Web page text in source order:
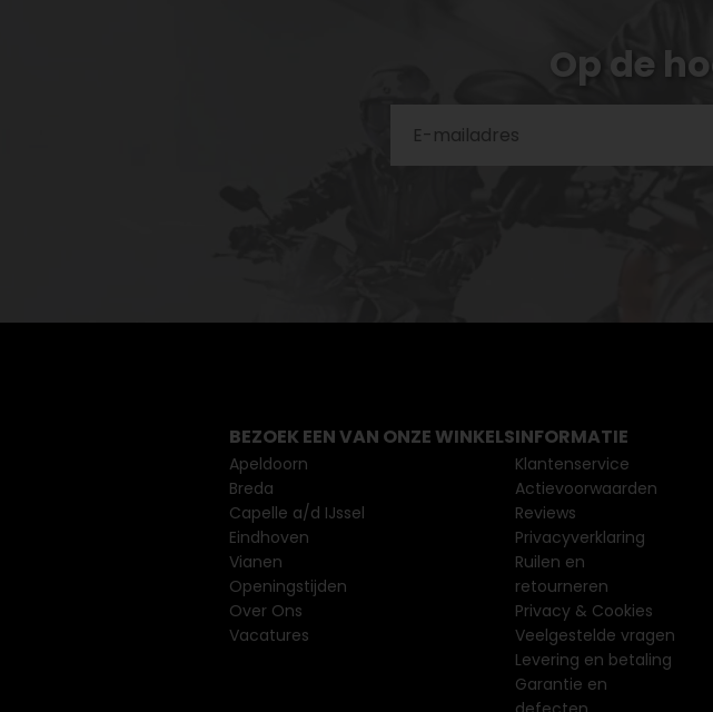
Op de
BEZOEK EEN VAN ONZE WINKELS
Apeldoorn
Breda
Capelle a/d IJssel
Eindhoven
Vianen
Openingstijden
Over Ons
Vacatures
INFORMATIE
Klantenservice
Actievoorwaarden
Reviews
Privacyverklaring
Ruilen en
retourneren
Privacy & Cookies
Veelgestelde vragen
Levering en betaling
Garantie en